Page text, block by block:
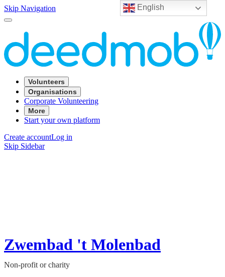
English
Skip Navigation
Volunteers
Organisations
Corporate Volunteering
More
Start your own platform
Create accountLog in
Skip Sidebar
Zwembad 't Molenbad
Non-profit or charity